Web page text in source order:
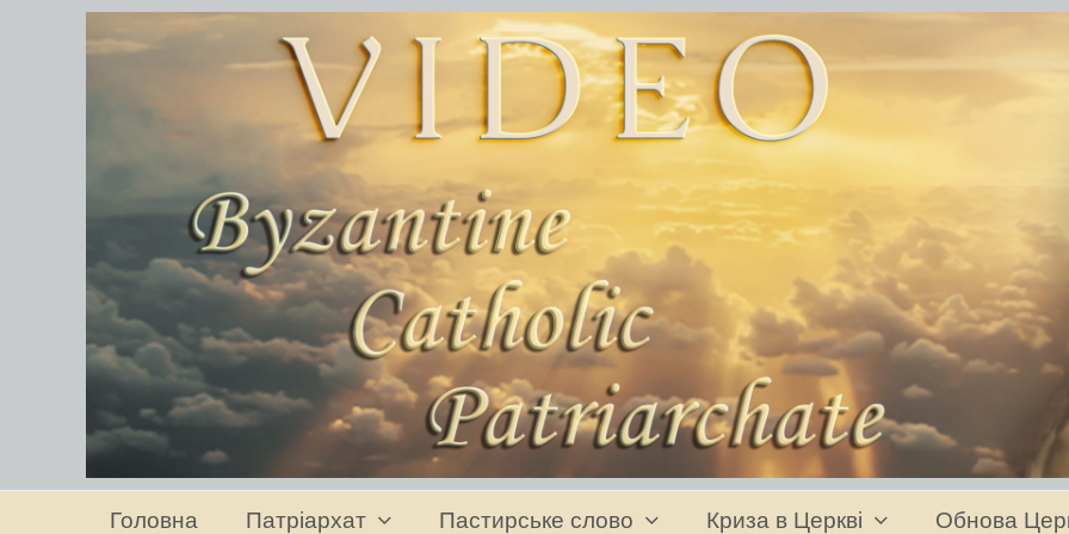
Головна Патріархат Пастирське слово Криза в Церкві Обнова